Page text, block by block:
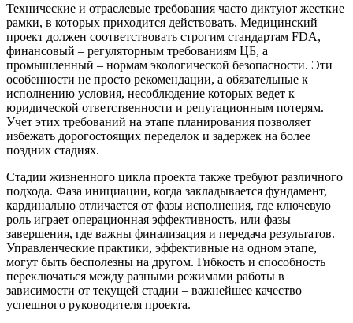
Технические и отраслевые требования часто диктуют жесткие
рамки, в которых приходится действовать. Медицинский
проект должен соответствовать строгим стандартам FDA,
финансовый – регуляторным требованиям ЦБ, а
промышленный – нормам экологической безопасности. Эти
особенности не просто рекомендации, а обязательные к
исполнению условия, несоблюдение которых ведет к
юридической ответственности и репутационным потерям.
Учет этих требований на этапе планирования позволяет
избежать дорогостоящих переделок и задержек на более
поздних стадиях.
Стадии жизненного цикла проекта также требуют различного
подхода. Фаза инициации, когда закладывается фундамент,
кардинально отличается от фазы исполнения, где ключевую
роль играет операционная эффективность, или фазы
завершения, где важны финализация и передача результатов.
Управленческие практики, эффективные на одном этапе,
могут быть бесполезны на другом. Гибкость и способность
переключаться между разными режимами работы в
зависимости от текущей стадии – важнейшее качество
успешного руководителя проекта.